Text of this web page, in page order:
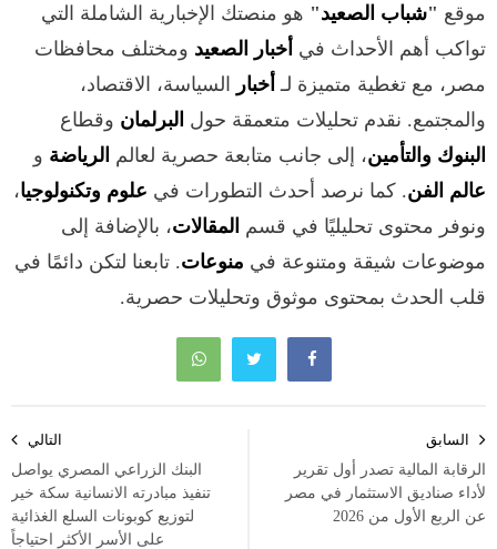
موقع "شباب الصعيد" هو منصتك الإخبارية الشاملة التي
تواكب أهم الأحداث في أخبار الصعيد ومختلف محافظات
مصر، مع تغطية متميزة لـ أخبار السياسة، الاقتصاد،
والمجتمع. نقدم تحليلات متعمقة حول البرلمان وقطاع
البنوك والتأمين، إلى جانب متابعة حصرية لعالم الرياضة و
عالم الفن. كما نرصد أحدث التطورات في علوم وتكنولوجيا،
ونوفر محتوى تحليليًا في قسم المقالات، بالإضافة إلى
موضوعات شيقة ومتنوعة في منوعات. تابعنا لتكن دائمًا في
قلب الحدث بمحتوى موثوق وتحليلات حصرية.
المقالات
السابق
الرقابة المالية تصدر أول تقرير
لأداء صناديق الاستثمار في مصر
عن الربع الأول من 2026
التالي
البنك الزراعي المصري يواصل
تنفيذ مبادرته الانسانية سكة خير
لتوزيع كوبونات السلع الغذائية
على الأسر الأكثر احتياجاً